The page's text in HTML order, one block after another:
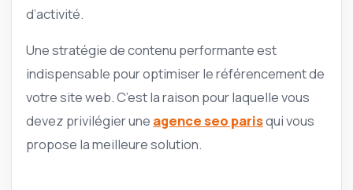
d’activité.
Une stratégie de contenu performante est
indispensable pour optimiser le référencement de
votre site web. C’est la raison pour laquelle vous
devez privilégier une agence seo parisqui vous
propose la meilleure solution.